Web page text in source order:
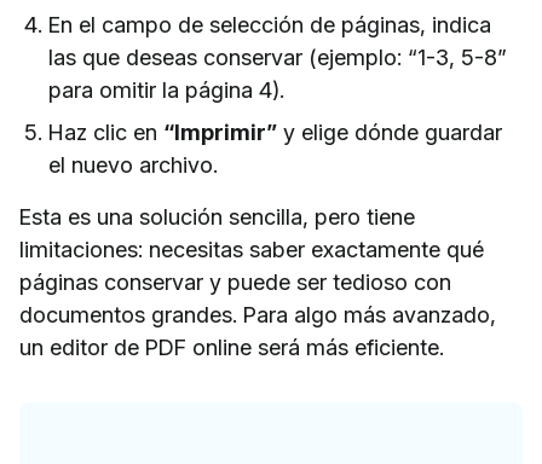
En el campo de selección de páginas, indica
las que deseas conservar (ejemplo: “1-3, 5-8”
para omitir la página 4).
Haz clic en “Imprimir” y elige dónde guardar
el nuevo archivo.
Esta es una solución sencilla, pero tiene
limitaciones: necesitas saber exactamente qué
páginas conservar y puede ser tedioso con
documentos grandes. Para algo más avanzado,
un editor de PDF online será más eficiente.